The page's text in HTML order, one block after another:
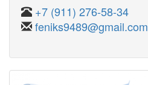
+7 (911) 276-58-34
feniks9489@gmail.com